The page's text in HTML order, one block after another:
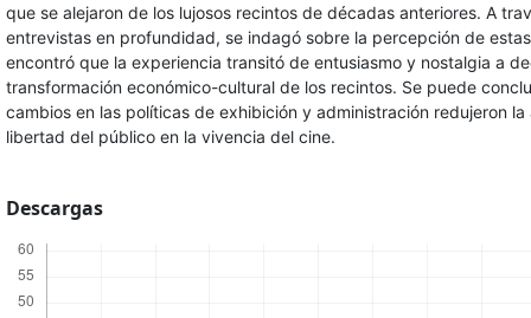
que se alejaron de los lujosos recintos de décadas anteriores. A
entrevistas en profundidad, se indagó sobre la percepción de
encontró que la experiencia transitó de entusiasmo y nostalgia a
transformación económico-cultural de los recintos. Se puede
cambios en las políticas de exhibición y administración redujeron la
libertad del público en la vivencia del cine.
Descargas